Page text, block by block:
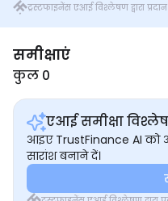
ट्रस्टफाइनेंस एआई विश्लेषण द्वारा
समीक्षाएं
कुल 0
एआई समीक्षा
आइए TrustFinance AI को
सारांश बनाने दें।